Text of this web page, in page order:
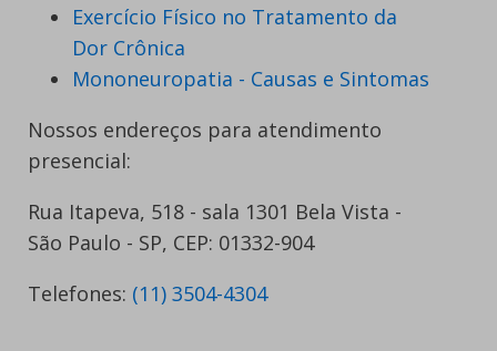
Exercício Físico no Tratamento da
Dor Crônica
Mononeuropatia - Causas e Sintomas
Nossos endereços para atendimento
presencial:
Rua Itapeva, 518 - sala 1301 Bela Vista -
São Paulo - SP, CEP: 01332-904
Telefones: (11) 3504-4304